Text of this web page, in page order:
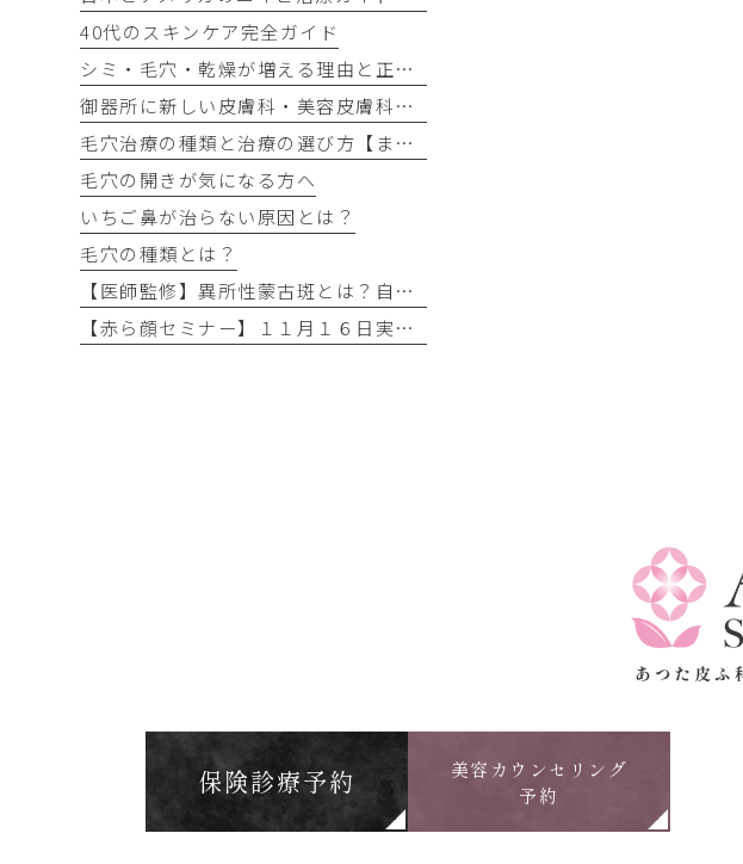
40代のスキンケア完全ガイド
シミ・毛穴・乾燥が増える理由と正しい対策
御器所に新しい皮膚科・美容皮膚科を開院予定です（2027年秋）
毛穴治療の種類と治療の選び方【まとめ】
毛穴の開きが気になる方へ
いちご鼻が治らない原因とは？
毛穴の種類とは？
【医師監修】異所性蒙古斑とは？自然には消えない？名古屋市なら保険適用で無料治療できるケースを解説
【赤ら顔セミナー】１１月１６日実施予定！！
保険診療予約
美容カウンセリング
予約